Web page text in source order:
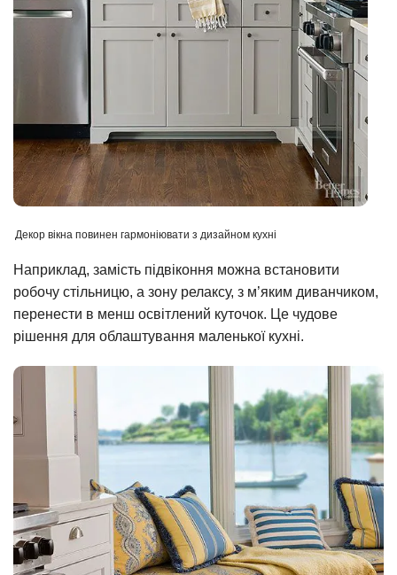
Декор вікна повинен гармоніювати з дизайном кухні
Наприклад, замість підвіконня можна встановити
робочу стільницю, а зону релаксу, з м’яким диванчиком,
перенести в менш освітлений куточок. Це чудове
рішення для облаштування маленької кухні.